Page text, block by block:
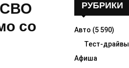
СВО
со
o
РУБРИКИ
Авто (5 590)
Тест-драйвы
Афиша